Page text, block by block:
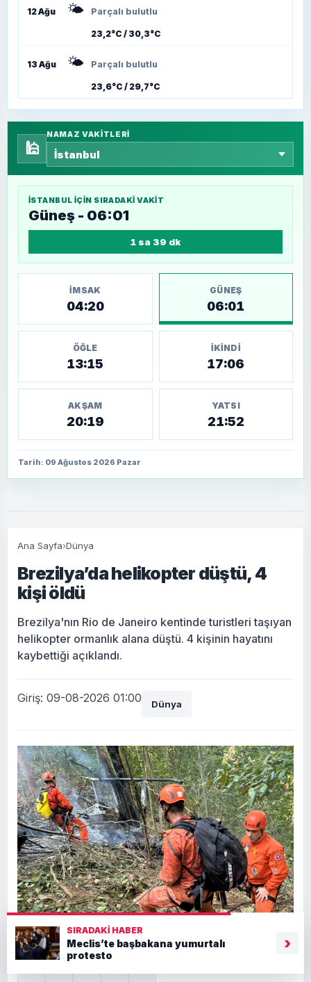
12 Ağu 🌤️ Parçalı bulutlu
23,2°C / 30,3°C
13 Ağu 🌤️ Parçalı bulutlu
23,6°C / 29,7°C
🕌
NAMAZ VAKITLERI
İSTANBUL IÇIN SIRADAKI VAKIT
Güneş - 06:01
1 sa 39 dk
İMSAK
04:20
GÜNEŞ
06:01
ÖĞLE
13:15
İKINDI
17:06
AKŞAM
20:19
YATSI
21:52
Tarih: 09 Ağustos 2026 Pazar
Ana Sayfa›Dünya
Brezilya’da helikopter düştü, 4
kişi öldü
Brezilya'nın Rio de Janeiro kentinde turistleri taşıyan
helikopter ormanlık alana düştü. 4 kişinin hayatını
kaybettiği açıklandı.
Giriş: 09-08-2026 01:00 Dünya
SIRADAKI HABER
Meclis’te başbakana yumurtalı
protesto
›